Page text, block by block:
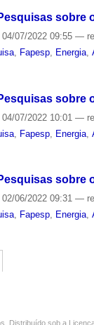
sobre
04/07/2022 09:55—
Fapesp Energia ,
sobre
04/07/2022 10:01—
Fapesp Energia ,
sobre
02/06/2022 09:31—
, Fapesp, Energia,
Distribuído sob a